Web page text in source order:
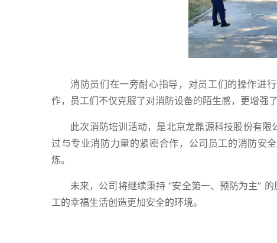
消防员们在一旁耐心指导，对员工们的操作进
作，员工们不仅克服了对消防设备的陌生感，更增强
此次消防培训活动，是北京龙鼎源科技股份有
过与专业消防力量的紧密合作，公司员工的消防安
炼。
未来，公司将继续秉持 “安全第一、预防为主”
工的幸福生活创造更加安全的环境。